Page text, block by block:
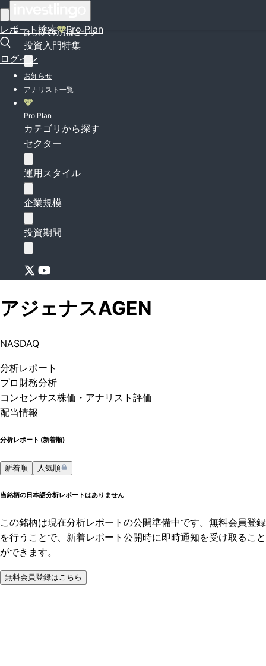
レポート検索 Pro Plan
ログイン
はじめての方はこちら
投資入門特集
お知らせ
アナリスト一覧
Pro Plan
カテゴリから探す
セクター
運用スタイル
企業規模
投資期間
アジェナスAGEN
NASDAQ
分析レポート
プロ 財務分析
コンセンサス株価 ・アナリスト評価
配当情報
分析レポート (新着順)
新着順 人気順
当銘柄の日本語分析レポートはありません
この銘柄は現在分析レポートの公開準備中です。無料会員登録
を行うことで、新着レポート公開時に即時通知を受け取ること
ができます。
無料会員登録はこちら